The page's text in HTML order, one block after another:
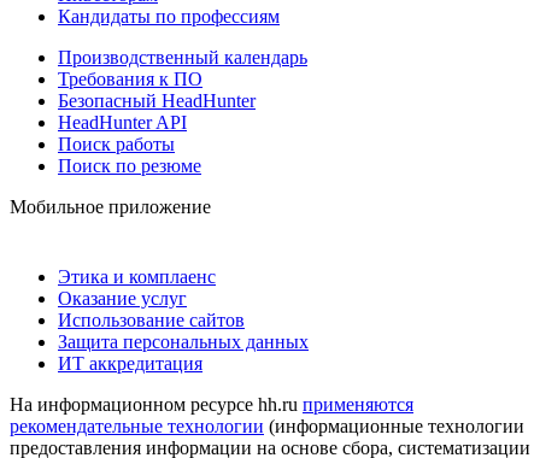
Кандидаты по профессиям
Производственный календарь
Требования к ПО
Безопасный HeadHunter
HeadHunter API
Поиск работы
Поиск по резюме
Мобильное приложение
Этика и комплаенс
Оказание услуг
Использование сайтов
Защита персональных данных
ИТ аккредитация
На информационном ресурсе hh.ru применяются
рекомендательные технологии (информационные технологии
предоставления информации на основе сбора, систематизации